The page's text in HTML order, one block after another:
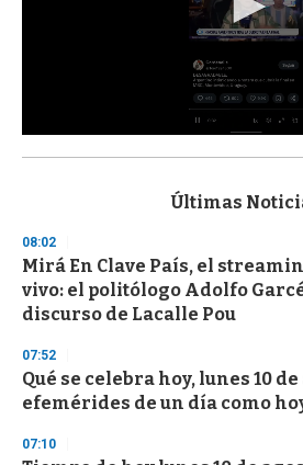
s
d
s
o
f
3
s
e
c
o
d
s
Últimas
08:02
Mirá En Clave País, el
vivo: el politólogo Adolfo
discurso de Lacalle Pou
07:52
Qué se celebra hoy, lunes 10
efemérides de un día como
07:10